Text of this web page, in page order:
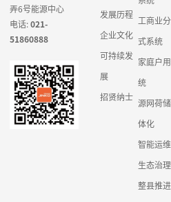
弄6号能源中心
电话:021-
51860888
发展历程
企业文化
可持续发
展
招贤纳士
工商业
式系统
家庭户
统
源网荷
体化
智能运维
生态治理
整县推进